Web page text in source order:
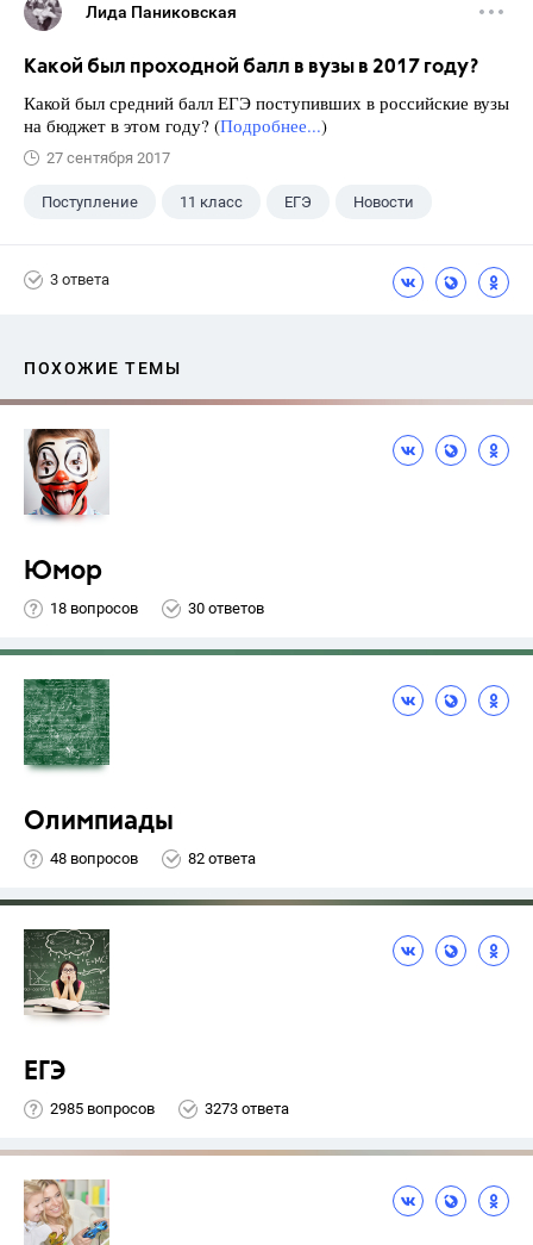
Лида Паниковская
Какой был проходной балл в вузы в 2017 году?
Какой был средний балл ЕГЭ поступивших в российские вузы
на бюджет в этом году? (Подробнее...)
27 сентября 2017
Поступление 11 класс ЕГЭ Новости
3 ответа
ПОХОЖИЕ ТЕМЫ
Юмор
18 вопросов 30 ответов
Олимпиады
48 вопросов 82 ответа
ЕГЭ
2985 вопросов 3273 ответа